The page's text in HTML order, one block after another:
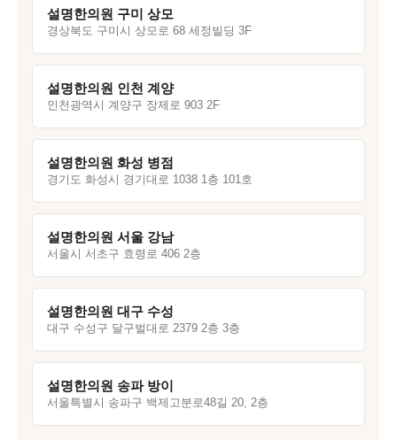
설명한의원 구미 상모
경상북도 구미시 상모로 68 세정빌딩 3F
설명한의원 인천 계양
인천광역시 계양구 장제로 903 2F
설명한의원 화성 병점
경기도 화성시 경기대로 1038 1층 101호
설명한의원 서울 강남
서울시 서초구 효령로 406 2층
설명한의원 대구 수성
대구 수성구 달구벌대로 2379 2층 3층
설명한의원 송파 방이
서울특별시 송파구 백제고분로48길 20, 2층